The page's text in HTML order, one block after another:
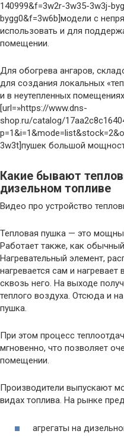
140999&f=3w2r-3w35-3w3j-
bygg0&f=3w6b]модели с
использовать и для
помещении.
Для обогрева ангаров,
для создания локальных
и в неутепленных
[url=»https://www.dns-
shop.ru/catalog/
3w3t]пушек большой
Какие бывают
дизельном топливе
Видео про устройство
Тепловая пушка — это
Работает также, как
Нагревательный элемент,
нагревается сам и
сквозь него. На выходе
теплого воздуха. Отсюда и
пушка.
При этом процесс
мгновенно, что позволяет
помещении.
Производители выпускают
видах топлива. На рынке
агрегаты на